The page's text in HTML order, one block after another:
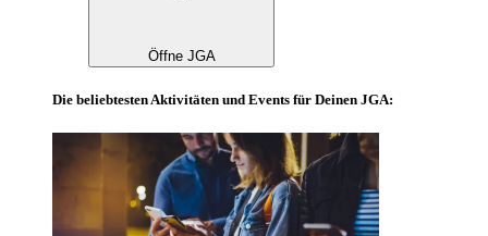
Öffne JGA
Die beliebtesten Aktivitäten und Events für Deinen JGA: